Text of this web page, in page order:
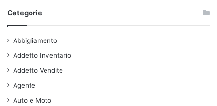
Categorie
Abbigliamento
Addetto Inventario
Addetto Vendite
Agente
Auto e Moto